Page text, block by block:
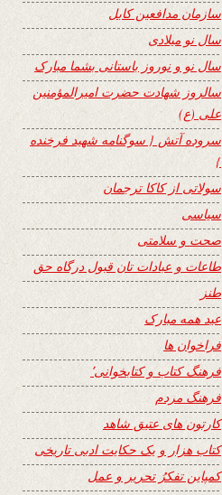
سازمان مدافعین کابل
سال نو میلادی
سال نو و نوروز باستانی بشما مبارک
سالروز شهادت حضرت امیرالمؤمنین
علی (ع)
سروده آتش { سوگنامه شهید فرخنده
}
سولاتی از کاکا ترجمان
سیاسی
صحت و سلامتی
طاعات و عبادات تان قبول درگاه حق
طنز
عید همه مبارک
فراخوان ها
فرهنگ کتاب و کتابخوانی٬
فرهنگ مردم
کارتون های عتیق شاهد
کتاب هزار و یک حکایت ادبی تاریخی
کمپاین تفکرُ تحریر و عمل